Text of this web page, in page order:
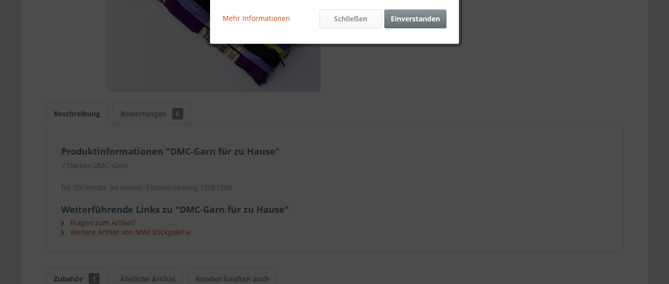
Beschreibung Bewertungen 0
Produktinformationen "DMC-Garn für zu Hause"
7 Docken DMC-Garn
für Stickmotiv 'zu Hause', Einzelanleitung 100E1008
Weiterführende Links zu "DMC-Garn für zu Hause"
Fragen zum Artikel?
Weitere Artikel von MWi Stickgalerie
Zubehör 1 Ähnliche Artikel Kunden kauften auch
Mehr Informationen Einverstanden
Schließen